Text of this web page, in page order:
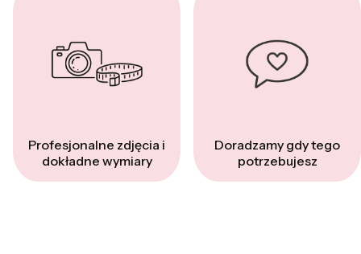
Profesjonalne zdjęcia i
dokładne wymiary
Doradzamy gdy tego
potrzebujesz